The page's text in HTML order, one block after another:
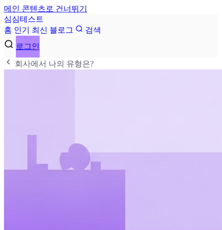
메인 콘텐츠로 건너뛰기
심심테 스 트
홈 인기 최신 블로그
검색
로그인
회사에서 나의 유형은?